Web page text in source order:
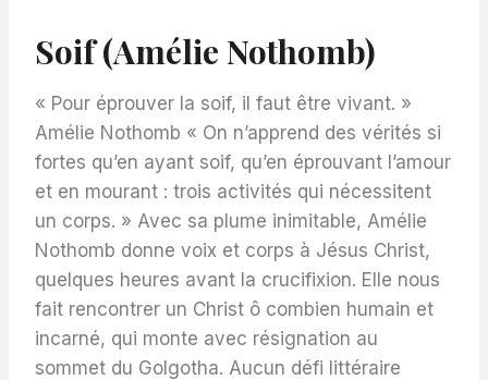
Soif (Amélie Nothomb)
« Pour éprouver la soif, il faut être vivant. »
Amélie Nothomb « On n’apprend des vérités si
fortes qu’en ayant soif, qu’en éprouvant l’amour
et en mourant : trois activités qui nécessitent
un corps. » Avec sa plume inimitable, Amélie
Nothomb donne voix et corps à Jésus Christ,
quelques heures avant la crucifixion. Elle nous
fait rencontrer un Christ ô combien humain et
incarné, qui monte avec résignation au
sommet du Golgotha. Aucun défi littéraire